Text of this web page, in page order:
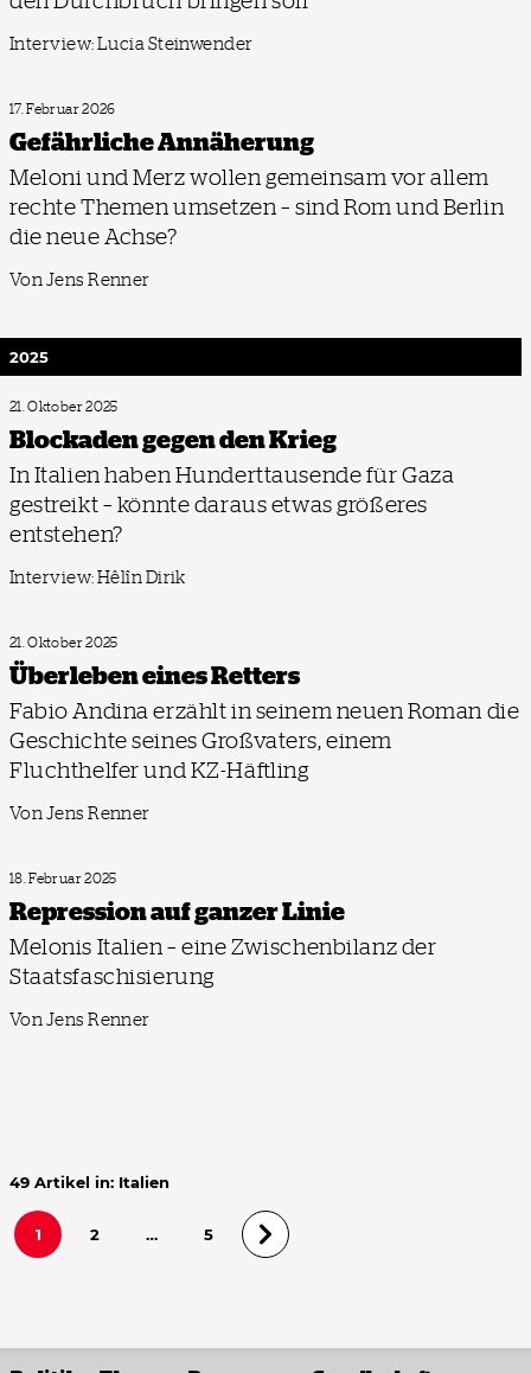
Interview: Lucia Steinwender
17. Februar 2026
Gefährliche Annäherung
Meloni und Merz wollen gemeinsam vor allem
rechte Themen umsetzen – sind Rom und Berlin
die neue Achse?
Von Jens Renner
2025
21. Oktober 2025
Blockaden gegen den Krieg
In Italien haben Hunderttausende für Gaza
gestreikt – könnte daraus etwas größeres
entstehen?
Interview: Hêlîn Dirik
21. Oktober 2025
Überleben eines Retters
Fabio Andina erzählt in seinem neuen Roman die
Geschichte seines Großvaters, einem
Fluchthelfer und KZ-Häftling
Von Jens Renner
18. Februar 2025
Repression auf ganzer Linie
Melonis Italien – eine Zwischenbilanz der
Staatsfaschisierung
Von Jens Renner
49 Artikel in: Italien
1 2 … 5